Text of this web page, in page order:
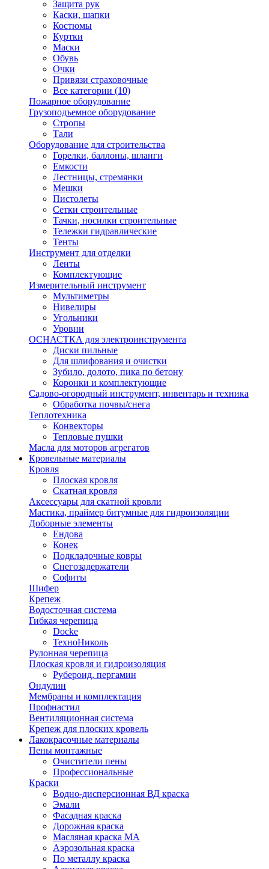
Защита рук
Каски, шапки
Костюмы
Куртки
Маски
Обувь
Очки
Привязи страховочные
Все категории (10)
Пожарное оборудование
Грузоподъемное оборудование
Стропы
Тали
Оборудование для строительства
Горелки, баллоны, шланги
Емкости
Лестницы, стремянки
Мешки
Пистолеты
Сетки строительные
Тачки, носилки строительные
Тележки гидравлические
Тенты
Инструмент для отделки
Ленты
Комплектующие
Измерительный инструмент
Мультиметры
Нивелиры
Угольники
Уровни
ОСНАСТКА для электроинструмента
Диски пильные
Для шлифования и очистки
Зубило, долото, пика по бетону
Коронки и комплектующие
Садово-огородный инструмент, инвентарь и техника
Обработка почвы/снега
Теплотехника
Конвекторы
Тепловые пушки
Масла для моторов агрегатов
Кровельные материалы
Кровля
Плоская кровля
Скатная кровля
Аксессуары для скатной кровли
Мастика, праймер битумные для гидроизоляции
Доборные элементы
Ендова
Конек
Подкладочные ковры
Снегозадержатели
Софиты
Шифер
Крепеж
Водосточная система
Гибкая черепица
Docke
ТехноНиколь
Рулонная черепица
Плоская кровля и гидроизоляция
Рубероид, пергамин
Ондулин
Мембраны и комплектация
Профнастил
Вентиляционная система
Крепеж для плоских кровель
Лакокрасочные материалы
Пены монтажные
Очистители пены
Профессиональные
Краски
Водно-дисперсионная ВД краска
Эмали
Фасадная краска
Дорожная краска
Масляная краска МА
Аэрозольная краска
По металлу краска